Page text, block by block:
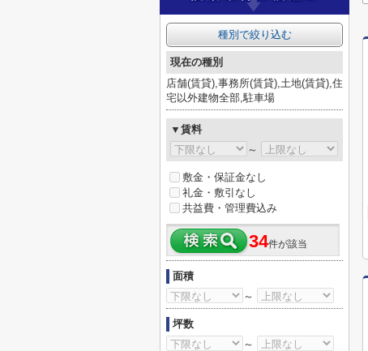
種別で絞り込む
現在の種別
店舗(賃貸),事務所(賃貸),土地(賃貸),住
宅以外建物全部,駐車場
▼賃料
～
敷金・保証金なし
礼金・敷引なし
共益費・管理費込み
34件が該当
面積
～
坪数
～